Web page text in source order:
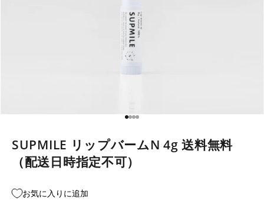
SUPMILE リップバームN 4g 送料無料
（配送日時指定不可）
お気に入りに追加